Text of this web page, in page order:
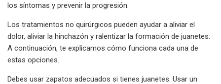
los síntomas y prevenir la progresión.
Los tratamientos no quirúrgicos pueden ayudar a aliviar el
dolor, aliviar la hinchazón y ralentizar la formación de juanetes.
A continuación, te explicamos cómo funciona cada una de
estas opciones.
Debes usar zapatos adecuados si tienes juanetes. Usar un